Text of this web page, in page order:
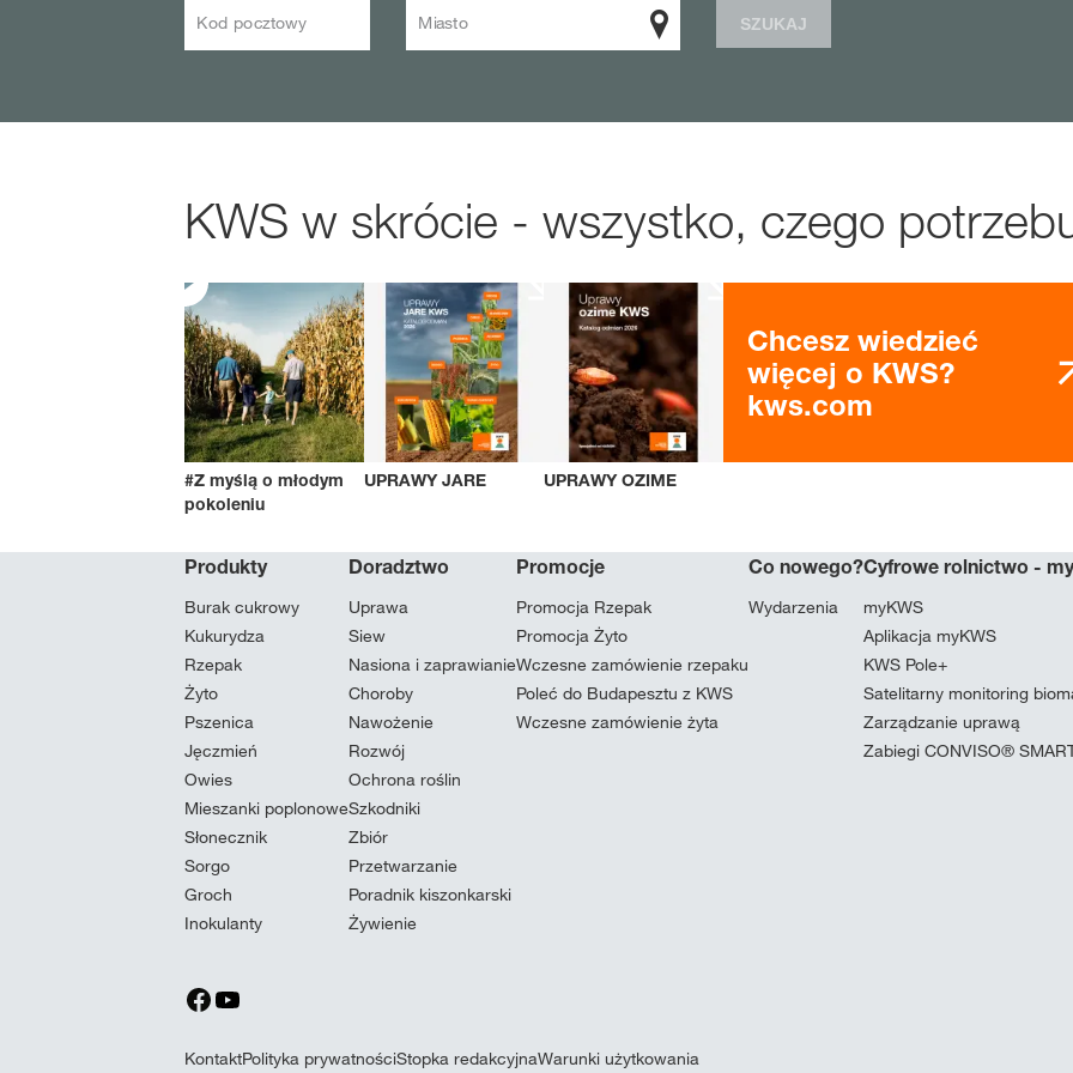
Kod pocztowy Miasto SZUKAJ
KWS w skrócie - wszystko, czego
#Z myślą o młodym
pokoleniu
UPRAWY JARE UPRAWY OZIME
Chcesz wiedzieć
więcej o KWS?
kws.com
Produkty
Burak cukrowy
Kukurydza
Rzepak
Żyto
Pszenica
Jęczmień
Owies
Mieszanki poplonowe
Słonecznik
Sorgo
Groch
Inokulanty
Doradztwo
Uprawa
Siew
Nasiona i zaprawianie
Choroby
Nawożenie
Rozwój
Ochrona roślin
Szkodniki
Zbiór
Przetwarzanie
Poradnik kiszonkarski
Żywienie
Promocje
Promocja Rzepak
Promocja Żyto
Wczesne zamówienie rzepaku
Poleć do Budapesztu z KWS
Wczesne zamówienie żyta
Co nowego?
Wydarzenia
Cyfrowe rolnictwo -
myKWS
Aplikacja myKWS
KWS Pole+
Satelitarny monitoring
Zarządzanie uprawą
Zabiegi CONVISO®
KontaktPolityka prywatnościStopka redakcyjnaWarunki użytkowania